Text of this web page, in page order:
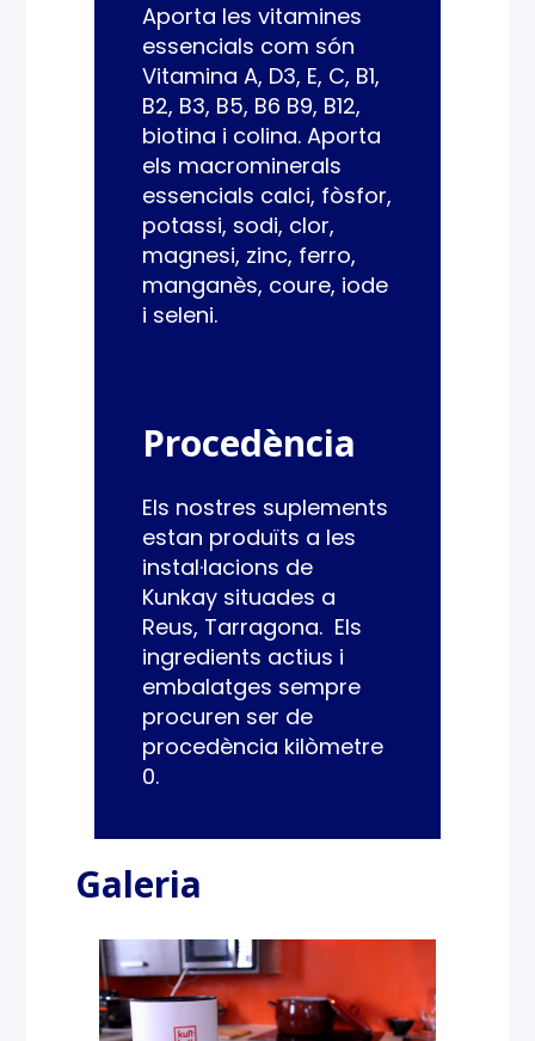
Aporta les vitamines
essencials com són
Vitamina A, D3, E, C, B1,
B2, B3, B5, B6 B9, B12,
biotina i colina. Aporta
els macrominerals
essencials calci, fòsfor,
potassi, sodi, clor,
magnesi, zinc, ferro,
manganès, coure, iode
i seleni.
Procedència
Els nostres suplements
estan produïts a les
instal·lacions de
Kunkay situades a
Reus, Tarragona. Els
ingredients actius i
embalatges sempre
procuren ser de
procedència kilòmetre
0.
Galeria